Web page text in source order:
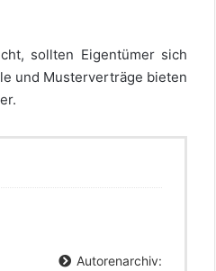
sollten Eigentümer sich
und Musterverträge bieten
Autorenarchiv: